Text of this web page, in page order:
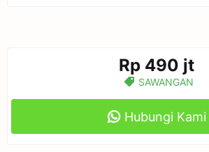
Rp 490 jt
SAWANGAN
Hubungi Kami